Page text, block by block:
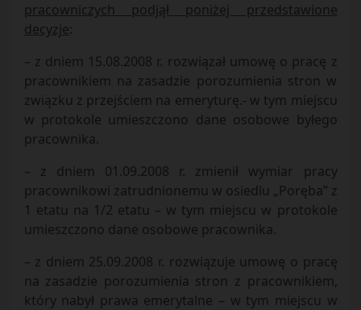
pracowniczych podjął poniżej przedstawione
decyzje:
– z dniem 15.08.2008 r. rozwiązał umowę o pracę z
pracownikiem na zasadzie porozumienia stron w
związku z przejściem na emeryturę.- w tym miejscu
w protokole umieszczono dane osobowe byłego
pracownika.
– z dniem 01.09.2008 r. zmienił wymiar pracy
pracownikowi zatrudnionemu w osiedlu „Poręba” z
1 etatu na 1/2 etatu – w tym miejscu w protokole
umieszczono dane osobowe pracownika.
– z dniem 25.09.2008 r. rozwiązuje umowę o pracę
na zasadzie porozumienia stron z pracownikiem,
który nabył prawa emerytalne – w tym miejscu w